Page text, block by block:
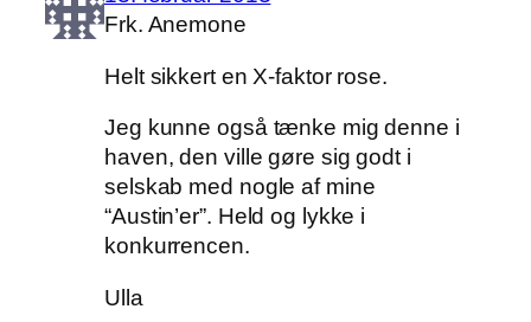
Frk. Anemone
Helt sikkert en X-faktor rose.
Jeg kunne også tænke mig denne i
haven, den ville gøre sig godt i
selskab med nogle af mine
“Austin’er”. Held og lykke i
konkurrencen.
Ulla